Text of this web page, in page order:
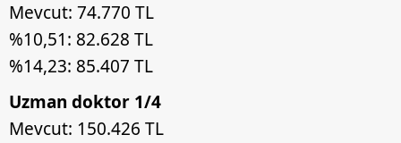
Mevcut: 74.770 TL
%10,51: 82.628 TL
%14,23: 85.407 TL
Uzman doktor 1/4
Mevcut: 150.426 TL